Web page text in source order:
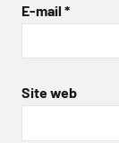
E-mail *
Site web